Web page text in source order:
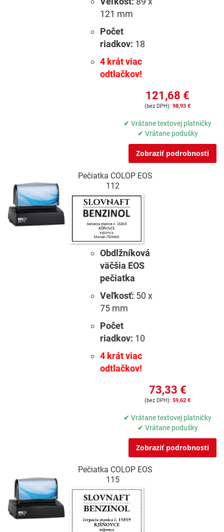
121 mm
Počet
riadkov: 18
4 krát viac
odtlačkov!
121,68 €
98,93 €
✔ Vrátane textovej platničky
✔ Vrátane podušky
Zobraziť podrobnosti
Pečiatka COLOP EOS
112
Obdlžníková
väčšia EOS
pečiatka
Veľkosť: 50 x
75 mm
Počet
riadkov: 10
4 krát viac
odtlačkov!
73,33 €
59,62 €
✔ Vrátane textovej platničky
✔ Vrátane podušky
Zobraziť podrobnosti
Pečiatka COLOP EOS
115